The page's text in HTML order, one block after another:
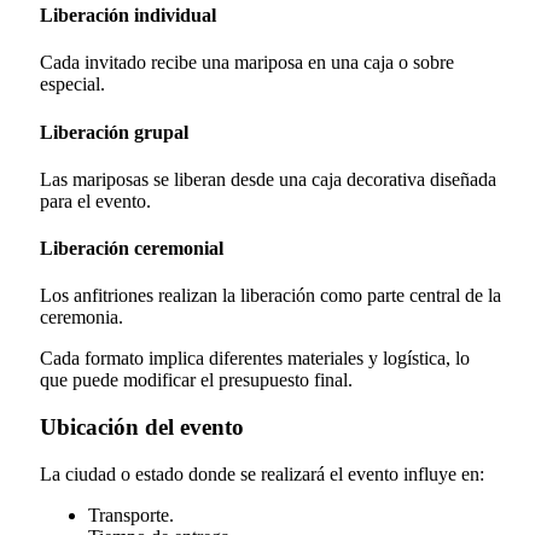
Liberación individual
Cada invitado recibe una mariposa en una caja o sobre
especial.
Liberación grupal
Las mariposas se liberan desde una caja decorativa diseñada
para el evento.
Liberación ceremonial
Los anfitriones realizan la liberación como parte central de la
ceremonia.
Cada formato implica diferentes materiales y logística, lo
que puede modificar el presupuesto final.
Ubicación del evento
La ciudad o estado donde se realizará el evento influye en:
Transporte.